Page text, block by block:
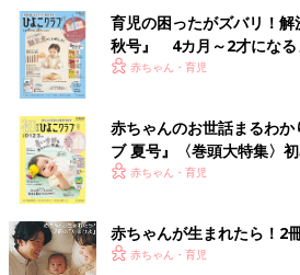
育児の困ったがズバリ！
秋号』 4カ月～2才になる
いっぱい！
赤ちゃん・育児
赤ちゃんのお世話まるわ
ブ 夏号』〈巻頭大特集〉
く！ おっぱい・ミルクの
赤ちゃん・育児
赤ちゃんが生まれたら！2
赤ちゃん・育児